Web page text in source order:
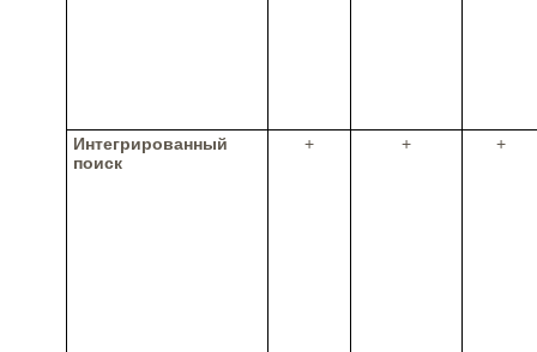
Интегрированный
поиск
+ + +